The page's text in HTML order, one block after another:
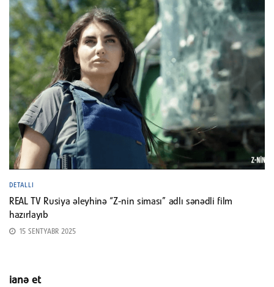
DETALLI
REAL TV Rusiya əleyhinə “Z-nin siması” adlı sənədli film
hazırlayıb
15 SENTYABR 2025
ianə et